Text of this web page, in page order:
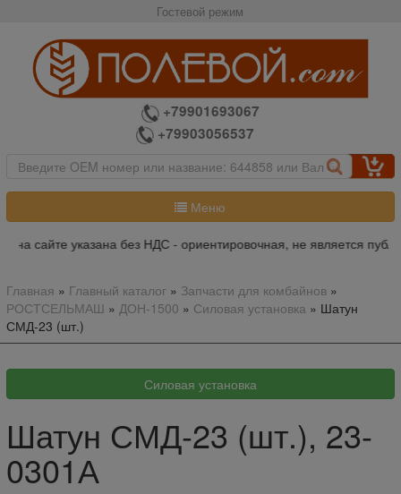
Гостевой режим
+79901693067
+79903056537
Меню
на сайте указана без НДС - ориентировочная, не является
Главная » Главный каталог» Запчасти для комбайнов»
РОСТСЕЛЬМАШ » ДОН-1500 » Силовая установка » Шатун
СМД-23 (шт.)
Шатун СМД-23 (шт.), 23-
0301А